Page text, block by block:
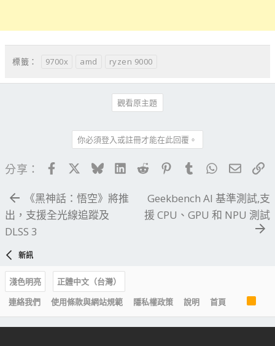
標籤： 9700x amd ryzen 9000
觀看原主題
你必須登入或註冊才能在此回覆。
分享： FacebookBlueskyLinkedIn
Reddit PinterestTumblrWhatsApp
電子
《黑神話：悟空》將推
出，支援全光線追蹤及
DLSS 3
Geekbench AI 基準測試,支
援 CPU、GPU 和 NPU 測試
新訊
淺色明亮
正體中文（台灣）
連絡我們
使用條款與網站規範 隱私權政策 說明 首頁
R
S
S